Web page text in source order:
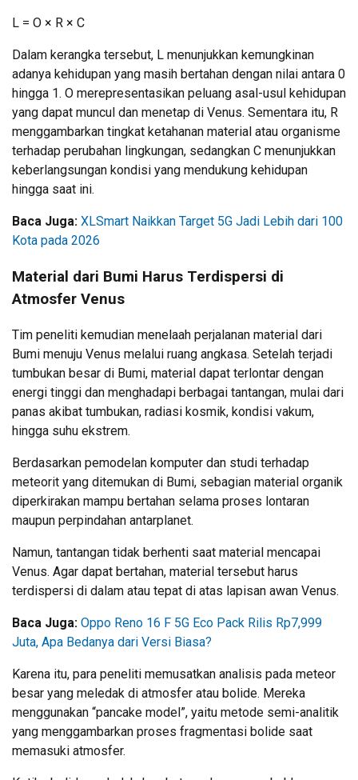
L = O × R × C
Dalam kerangka tersebut, L menunjukkan kemungkinan
adanya kehidupan yang masih bertahan dengan nilai antara 0
hingga 1. O merepresentasikan peluang asal-usul kehidupan
yang dapat muncul dan menetap di Venus. Sementara itu, R
menggambarkan tingkat ketahanan material atau organisme
terhadap perubahan lingkungan, sedangkan C menunjukkan
keberlangsungan kondisi yang mendukung kehidupan
hingga saat ini.
Baca Juga: XLSmart Naikkan Target 5G Jadi Lebih dari 100
Kota pada 2026
Material dari Bumi Harus Terdispersi di
Atmosfer Venus
Tim peneliti kemudian menelaah perjalanan material dari
Bumi menuju Venus melalui ruang angkasa. Setelah terjadi
tumbukan besar di Bumi, material dapat terlontar dengan
energi tinggi dan menghadapi berbagai tantangan, mulai dari
panas akibat tumbukan, radiasi kosmik, kondisi vakum,
hingga suhu ekstrem.
Berdasarkan pemodelan komputer dan studi terhadap
meteorit yang ditemukan di Bumi, sebagian material organik
diperkirakan mampu bertahan selama proses lontaran
maupun perpindahan antarplanet.
Namun, tantangan tidak berhenti saat material mencapai
Venus. Agar dapat bertahan, material tersebut harus
terdispersi di dalam atau tepat di atas lapisan awan Venus.
Baca Juga: Oppo Reno 16 F 5G Eco Pack Rilis Rp7,999
Juta, Apa Bedanya dari Versi Biasa?
Karena itu, para peneliti memusatkan analisis pada meteor
besar yang meledak di atmosfer atau bolide. Mereka
menggunakan “pancake model”, yaitu metode semi-analitik
yang menggambarkan proses fragmentasi bolide saat
memasuki atmosfer.